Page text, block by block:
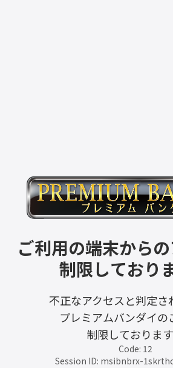
ご利用の端末から
制限しており
不正なアクセスと判定さ
プレミアムバンダイの
制限しております
Code: 12
Session ID: msibnbrx-